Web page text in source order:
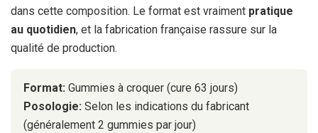
dans cette composition. Le format est vraiment pratique
au quotidien, et la fabrication française rassure sur la
qualité de production.
Format: Gummies à croquer (cure 63 jours)
Posologie: Selon les indications du fabricant
(généralement 2 gummies par jour)